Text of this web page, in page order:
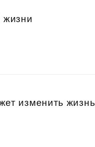
изменить жизнь